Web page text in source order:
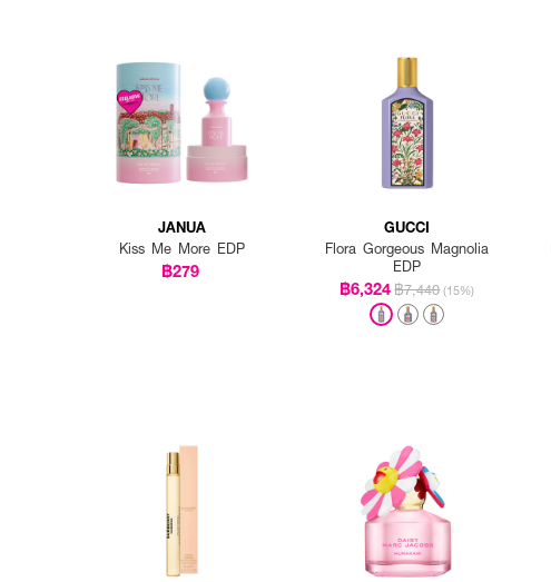
JANUA
Kiss Me More EDP
฿279
GUCCI
Flora Gorgeous Magnolia
EDP
฿6,324฿7,440 (15%)